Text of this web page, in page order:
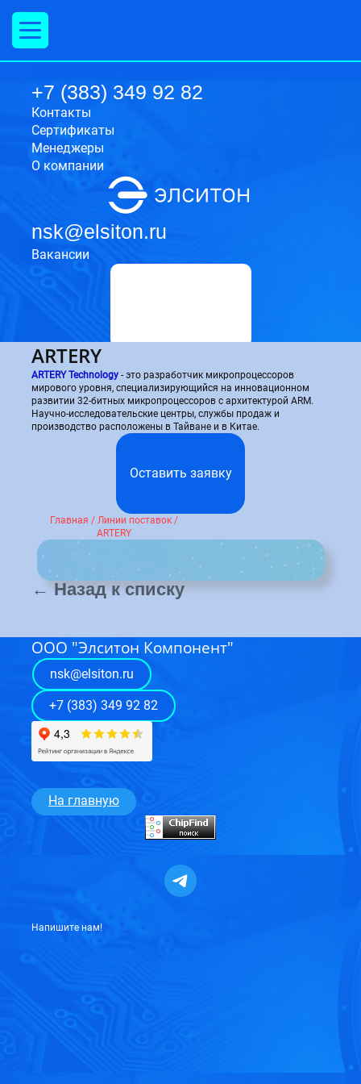
ООО "Элситон Компонент" ООО«Элситон Компонент»-комплексное снабжение организаций.Электронные
+7 (383) 349 92 82
Контакты
Cертификаты
Менеджеры
О компании
nsk@elsiton.ru
Вакансии
участник выставки
EXPOELECTRONICA
2024
Напишите нам!
Оставить заявку
ARTERY
ARTERY Technology - это разработчик микропроцессоров
мирового уровня, специализирующийся на инновационном
развитии 32-битных микропроцессоров с архитектурой ARM.
Hаучно-исследовательские центры, службы продаж и
производство расположены в Тайване и в Китае.
Оставить заявку
Главная / Линии поставок/
ARTERY
← Назад к списку
ООО "Элситон Компонент"
nsk@elsiton.ru
+7 (383) 349 92 82
На главную
Напишите нам!